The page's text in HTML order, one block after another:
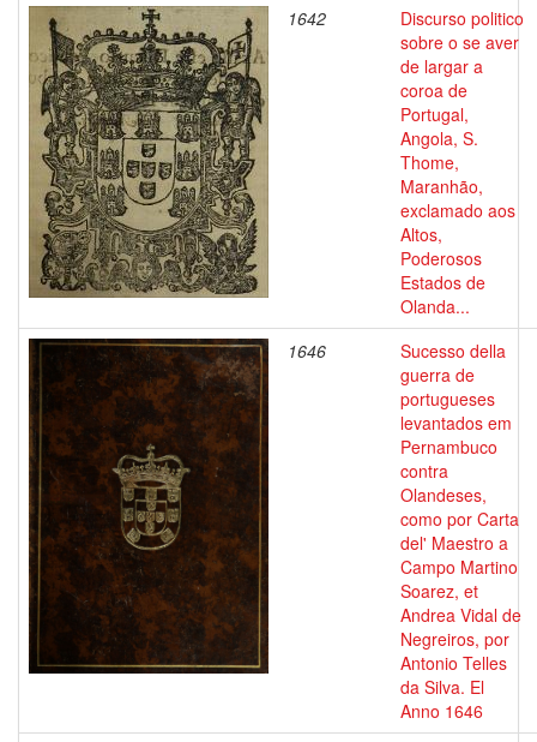
1642
Discurso politico
sobre o se aver
de largar a
coroa de
Portugal,
Angola, S.
Thome,
Maranhão,
exclamado aos
Altos,
Poderosos
Estados de
Olanda...
1646
Sucesso della
guerra de
portugueses
levantados em
Pernambuco
contra
Olandeses,
como por Carta
del' Maestro a
Campo Martino
Soarez, et
Andrea Vidal de
Negreiros, por
Antonio Telles
da Silva. El
Anno 1646